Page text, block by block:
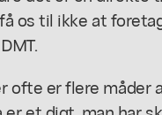
os til ikke at
ofte er flere måder